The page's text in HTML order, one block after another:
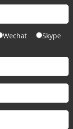
Wechat
Skype